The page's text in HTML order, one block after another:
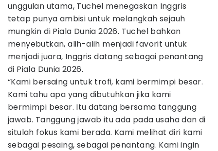
unggulan utama, Tuchel menegaskan Inggris
tetap punya ambisi untuk melangkah sejauh
mungkin di Piala Dunia 2026. Tuchel bahkan
menyebutkan, alih-alih menjadi favorit untuk
menjadi juara, Inggris datang sebagai penantang
di Piala Dunia 2026.
“Kami bersaing untuk trofi, kami bermimpi besar.
Kami tahu apa yang dibutuhkan jika kami
bermimpi besar. Itu datang bersama tanggung
jawab. Tanggung jawab itu ada pada usaha dan di
situlah fokus kami berada. Kami melihat diri kami
sebagai pesaing, sebagai penantang. Kami ingin